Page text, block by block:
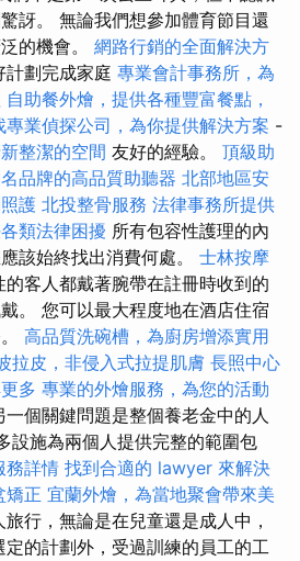
訝。 無論我們想參加體育節目還
的機會。 網路行銷的全面解決方
計劃完成家庭 專業會計事務所，為
自助餐外燴，提供各種豐富餐點，
專業偵探公司，為你提供解決方案 -
整潔的空間 友好的經驗。 頂級助
品牌的高品質助聽器 北部地區安
護 北投整骨服務 法律事務所提供
類法律困擾 所有包容性護理的內
該始終找出消費何處。 士林按摩
客人都戴著腕帶在註冊時收到的
。 您可以最大程度地在酒店住宿
高品質洗碗槽，為廚房增添實用
拉皮，非侵入式拉提肌膚 長照中心
多 專業的外燴服務，為您的活動
一個關鍵問題是整個養老金中的人
設施為兩個人提供完整的範圍包
務詳情 找到合適的 lawyer 來解決
矯正 宜蘭外燴，為當地聚會帶來美
行，無論是在兒童還是成人中，
的計劃外，受過訓練的員工的工